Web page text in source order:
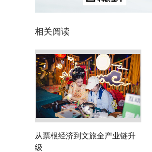
相关阅读
从票根经济到文旅全产业链升
级